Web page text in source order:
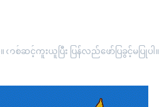
ဒတ်"
ဆင့်ကူးယူပြီး ပြန်လည်ဖော်ပြခွင့်မပြုပါ။